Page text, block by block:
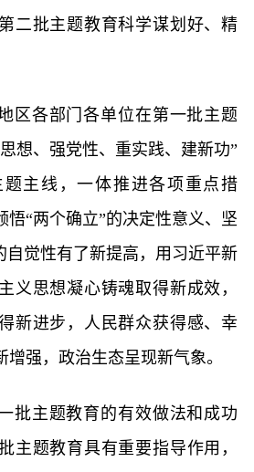
二批主题教育科学谋划好、精
区各部门各单位在第一批主题
想、强党性、重实践、建新功”
主线，一体推进各项重点措
悟“两个确立”的决定性意义、坚
自觉性有了新提高，用习近平新
义思想凝心铸魂取得新成效，
新进步，人民群众获得感、幸
强，政治生态呈现新气象。
批主题教育的有效做法和成功
主题教育具有重要指导作用，